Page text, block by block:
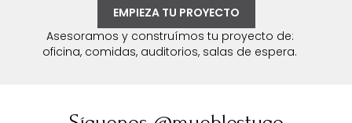
EMPIEZA TU PROYECTO
Asesoramos y construímos tu proyecto de:
oficina, comidas, auditorios, salas de espera.